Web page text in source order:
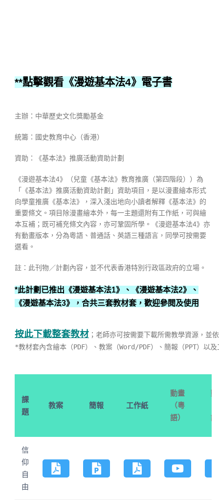
**點擊觀看《漫遊基本法4》電子書
主辦：中華歷史文化獎勵基金
統籌：國史教育中心（香港）
資助：《基本法》推廣活動資助計劃
《漫遊基本法4》（兒童《基本法》教育推廣（第四階段））為
「《基本法》推廣活動資助計劃」資助項目，是以漫畫繪本形式
向學童推廣《基本法》，深入淺出地向小讀者解釋《基本法》的
重要條文。項目除漫畫繪本外，每一主題還附有工作紙，可與繪
本互補；既可補充條文內容，亦可鞏固所學。《漫遊基本法4》亦
有動畫版本，分為粵語、普通話、英語三種語言，同學可按需要
選看。
註：此刊物／計劃內容，並不代表香港特別行政區政府的立場。
*此計劃已推出《漫遊基本法1》、《漫遊基本法2》、
《漫遊基本法3》，合共三套教材套，歡迎參閱及使用
按此下載整套教材；老師亦可按需要下載所需教學資源，並
*教材套內含繪本（PDF）、教案（Word/PDF）、簡報（PPT）以
課
題
教案 簡報 工作紙
動畫
（粵
語）
信
仰
自
由